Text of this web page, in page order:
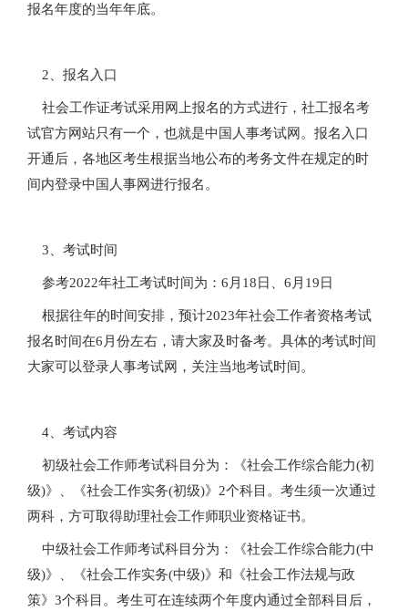
报名年度的当年年底。
2、报名入口
社会工作证考试采用网上报名的方式进行，社工报名考
试官方网站只有一个，也就是中国人事考试网。报名入口
开通后，各地区考生根据当地公布的考务文件在规定的时
间内登录中国人事网进行报名。
3、考试时间
参考2022年社工考试时间为：6月18日、6月19日
根据往年的时间安排，预计2023年社会工作者资格考试
报名时间在6月份左右，请大家及时备考。具体的考试时间
大家可以登录人事考试网，关注当地考试时间。
4、考试内容
初级社会工作师考试科目分为：《社会工作综合能力(初
级)》、《社会工作实务(初级)》2个科目。考生须一次通过
两科，方可取得助理社会工作师职业资格证书。
中级社会工作师考试科目分为：《社会工作综合能力(中
级)》、《社会工作实务(中级)》和《社会工作法规与政
策》3个科目。考生可在连续两个年度内通过全部科目后，